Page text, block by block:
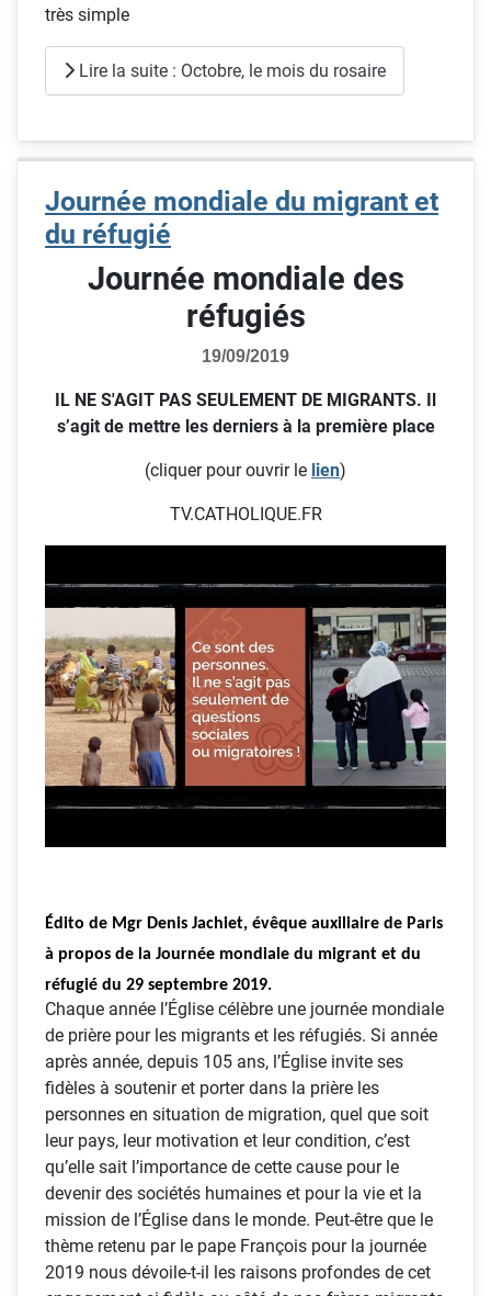
très simple
Lire la suite : Octobre, le mois du rosaire
Journée mondiale du migrant et
du réfugié
Journée mondiale des
réfugiés
19/09/2019
IL NE S'AGIT PAS SEULEMENT DE MIGRANTS. Il
s’agit de mettre les derniers à la première place
(cliquer pour ouvrir le lien)
TV.CATHOLIQUE.FR
Édito de Mgr Denis Jachiet, évêque auxiliaire de Paris
à propos de la Journée mondiale du migrant et du
réfugié du 29 septembre 2019.
Chaque année l’Église célèbre une journée mondiale
de prière pour les migrants et les réfugiés. Si année
après année, depuis 105 ans, l’Église invite ses
fidèles à soutenir et porter dans la prière les
personnes en situation de migration, quel que soit
leur pays, leur motivation et leur condition, c’est
qu’elle sait l’importance de cette cause pour le
devenir des sociétés humaines et pour la vie et la
mission de l’Église dans le monde. Peut-être que le
thème retenu par le pape François pour la journée
2019 nous dévoile-t-il les raisons profondes de cet